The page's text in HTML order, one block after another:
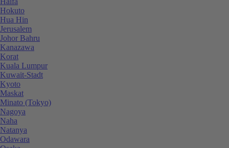
Hokuto
Hua Hin
Jerusalem
Johor Bahru
Kanazawa
Korat
Kuala Lumpur
Kuwait-Stadt
Kyoto
Maskat
Minato (Tokyo)
Nagoya
Naha
Natanya
Odawara